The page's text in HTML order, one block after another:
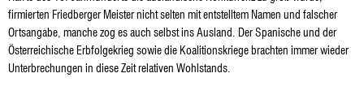
firmierten Friedberger Meister nicht selten mit entstelltem Namen und falscher
Ortsangabe, manche zog es auch selbst ins Ausland. Der Spanische und der
Österreichische Erbfolgekrieg sowie die Koalitionskriege brachten immer wieder
Unterbrechungen in diese Zeit relativen Wohlstands.